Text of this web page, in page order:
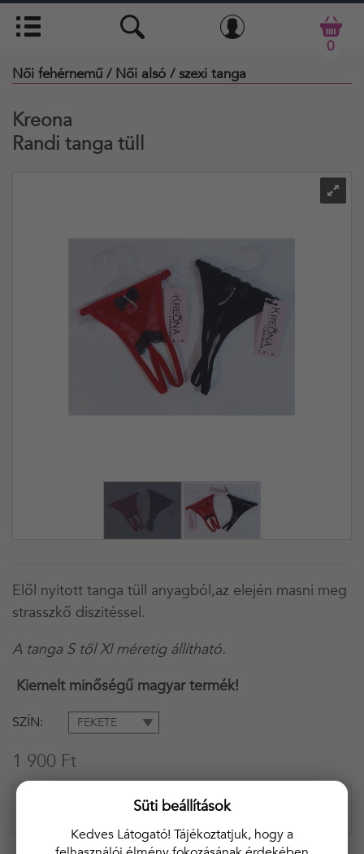
0
Női fehérnemű / Női alsó / szexi tanga
Kreona
Randi tanga tüll
Elől nyitott tanga tüll anyagból,az elején masni meg
strasszkő diszitéssel.
A tanga S től Xl méretig állítható.
Kiemelt minőségű magyar termék!
SZÍN FEKETE
1 900 Ft
Süti beállítások
Kedves Látogató! Tájékoztatjuk, hogy a